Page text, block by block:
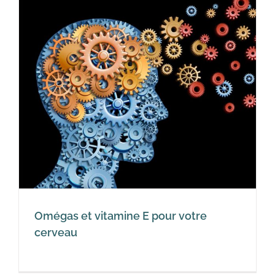
Omégas et vitamine E pour votre
cerveau